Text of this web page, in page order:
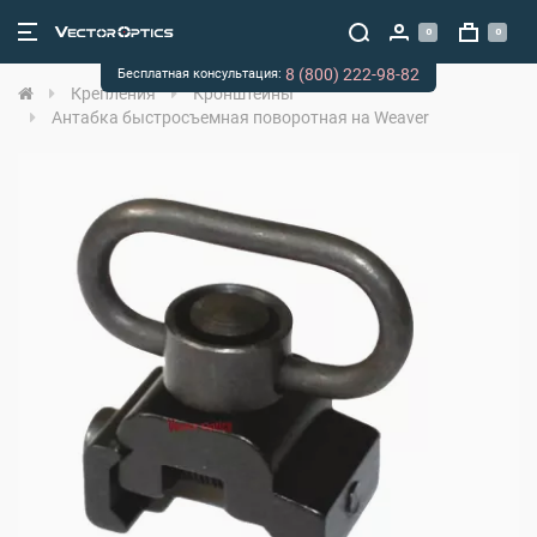
0 0
Крепления
Кронштейны
Антабка быстросъемная поворотная на Weaver
Бесплатная консультация: 8 (800) 222-98-82